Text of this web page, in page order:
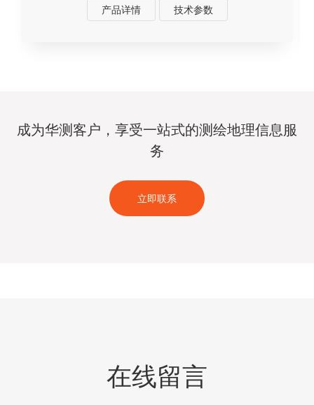
产品详情 技术参数
成为华测客户，享受一站式的测绘地理信息服
务
立即联系
在线留言